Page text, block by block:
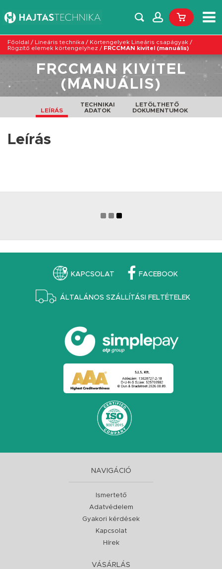
Főoldal / Lineáris technika / Körtengelyek Lineáris csapágyak /
Rögzítő elemek körtengelyhez / FRCCMAN kivitel (manuális)
FRCCMAN KIVITEL
(MANUÁLIS)
LEÍRÁS
TECHNIKAI
ADATOK
LETÖLTHETŐ
DOKUMENTUMOK
Leírás
KAPCSOLAT FACEBOOK
ÁLTALÁNOS SZÁLLÍTÁSI FELTÉTELEK
NAVIGÁCIÓ
Ismertető
Adatvédelem
Gyakori kérdések
Kapcsolat
Hírek
VÁSÁRLÁS